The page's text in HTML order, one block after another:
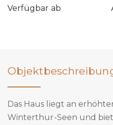
Verfügbar ab
Das Haus liegt an
Winterthur-Seen und